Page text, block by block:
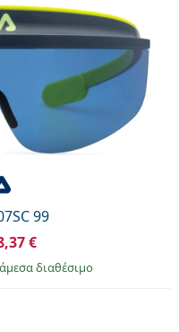
99
€
άμεσα διαθέσιμο